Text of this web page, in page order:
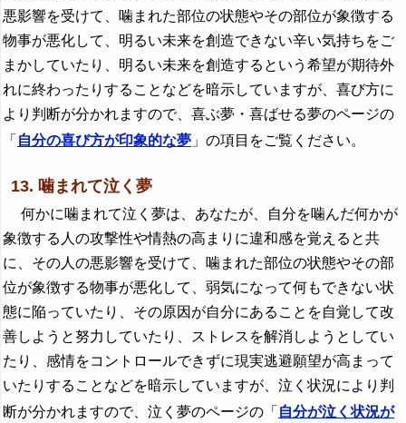
悪影響を受けて、噛まれた部位の状態やその部位が象徴する
物事が悪化して、明るい未来を創造できない辛い気持ちをご
まかしていたり、明るい未来を創造するという希望が期待外
れに終わったりすることなどを暗示していますが、喜び方に
より判断が分かれますので、喜ぶ夢・喜ばせる夢のページの
「 自分の喜び方が印象的な夢 」の項目をご覧ください。
13. 噛まれて泣く夢
何かに噛まれて泣く夢は、あなたが、自分を噛んだ何かが
象徴する人の攻撃性や情熱の高まりに違和感を覚えると共
に、その人の悪影響を受けて、噛まれた部位の状態やその部
位が象徴する物事が悪化して、弱気になって何もできない状
態に陥っていたり、その原因が自分にあることを自覚して改
善しようと努力していたり、ストレスを解消しようとしてい
たり、感情をコントロールできずに現実逃避願望が高まって
いたりすることなどを暗示していますが、泣く状況により判
断が分かれますので、泣く夢のページの「 自分が泣く状況が